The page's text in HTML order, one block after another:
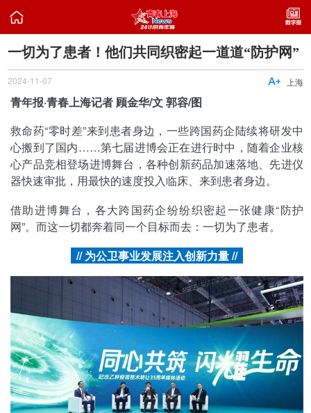

一切为了患者！他们共同织密起一道道“防护网”
2024-11-07 上海

青年报·青春上海记者 顾金华/文 郭容/图
救命药“零时差”来到患者身边，一些跨国药企陆续将研发中
心搬到了国内……第七届进博会正在进行时中，随着企业核
心产品竞相登场进博舞台，各种创新药品加速落地、先进仪
器快速审批，用最快的速度投入临床、来到患者身边。
借助进博舞台，各大跨国药企纷纷织密起一张健康“防护
网”。而这一切都奔着同一个目标而去：一切为了患者。
// 为公卫事业发展注入创新力量 //